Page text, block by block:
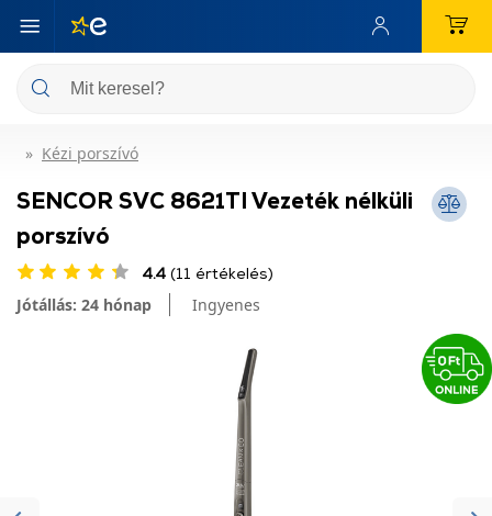
Kézi porszívó
SENCOR SVC 8621TI Vezeték nélküli
porszívó
4.4 (11 értékelés)
Jótállás: 24 hónap Ingyenes